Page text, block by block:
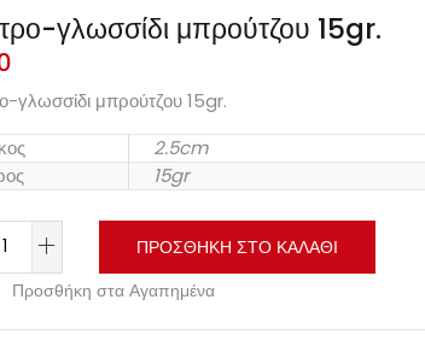
γλωσσίδι μπρούτζου 15gr.
γλωσσίδι μπρούτζου 15gr.
2.5cm
15gr
ΠΡΟΣΘΉΚΗ ΣΤΟ ΚΑΛΆΘΙ
Προσθήκη στα Αγαπημένα